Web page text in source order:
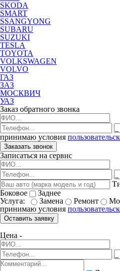
SKODA
SMART
SSANGYONG
SUBARU
SUZUKI
TESLA
TOYOTA
VOLKSWAGEN
VOLVO
ГАЗ
ЗАЗ
МОСКВИЧ
УАЗ
Заказ обратного звонка
принимаю условия
Заказать звонок
Записаться на сервис
Боковое
Заднее
Услуга:
Замена Ремонт
принимаю условия
Оставить заявку
Цена -